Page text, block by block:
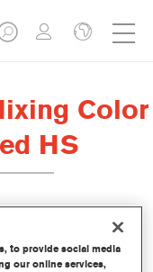
Color
HS
del sistema base
to provide social media
our online services,